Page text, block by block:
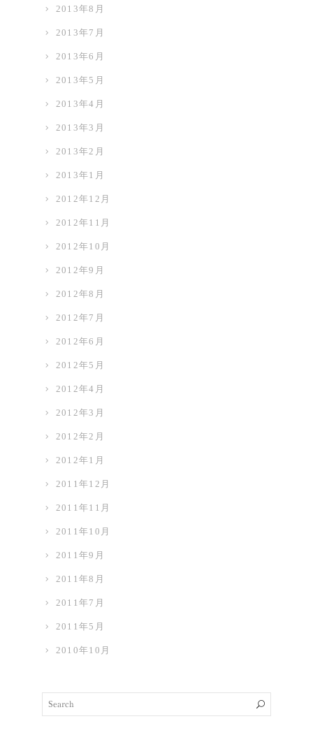
2013年8月
2013年7月
2013年6月
2013年5月
2013年4月
2013年3月
2013年2月
2013年1月
2012年12月
2012年11月
2012年10月
2012年9月
2012年8月
2012年7月
2012年6月
2012年5月
2012年4月
2012年3月
2012年2月
2012年1月
2011年12月
2011年11月
2011年10月
2011年9月
2011年8月
2011年7月
2011年5月
2010年10月